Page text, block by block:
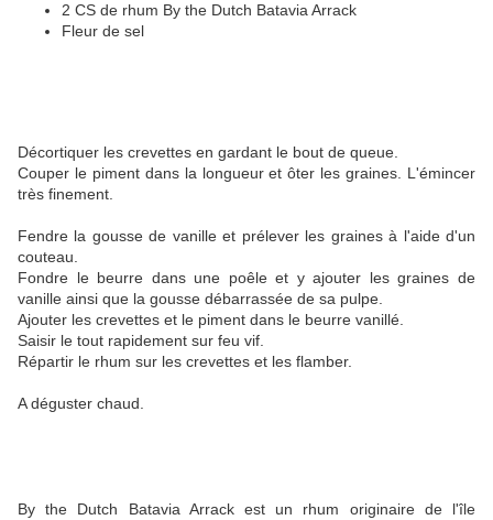
2 CS de rhum By the Dutch Batavia Arrack
Fleur de sel
Décortiquer les crevettes en gardant le bout de queue.
Couper le piment dans la longueur et ôter les graines. L'émincer
très finement.
Fendre la gousse de vanille et prélever les graines à l'aide d'un
couteau.
Fondre le beurre dans une poêle et y ajouter les graines de
vanille ainsi que la gousse débarrassée de sa pulpe.
Ajouter les crevettes et le piment dans le beurre vanillé.
Saisir le tout rapidement sur feu vif.
Répartir le rhum sur les crevettes et les flamber.
A déguster chaud.
By the Dutch Batavia Arrack est un rhum originaire de l'île